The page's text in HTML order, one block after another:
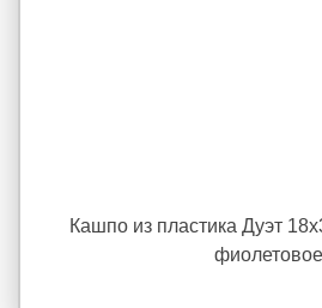
Кашпо из пластика Дуэт
фиолетовое